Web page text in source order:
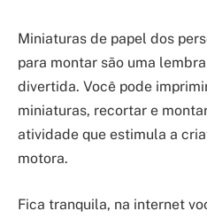
Miniaturas de papel dos
para montar são uma
divertida. Você pode
miniaturas, recortar e
atividade que estimula a
motora.
Fica tranquila, na internet